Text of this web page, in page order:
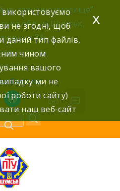
технічне училище”
обл., м.Шумськ,
8А,
2-22-76,
42,
wordpress
не згодні, щоб
даний тип файлів,
чином
вашого
ми не
роботи сайту)
наш веб-сайт
x